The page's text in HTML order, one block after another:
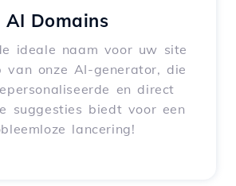
AI Domains
ideale naam voor uw site
van onze AI-generator, die
en direct
suggesties biedt voor een
lancering!